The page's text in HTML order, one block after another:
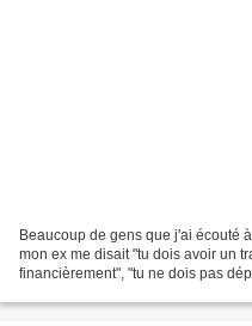
Beaucoup de gens que j'ai écouté
mon ex me disait "tu dois avoir un
financièrement", "tu ne dois pas